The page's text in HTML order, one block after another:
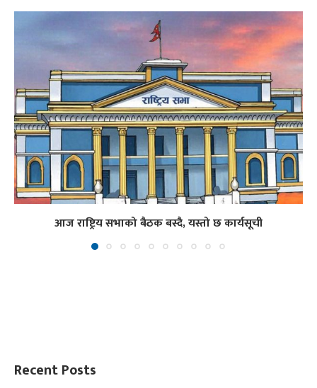
आज राष्ट्रिय सभाको बैठक बस्दै, यस्तो छ कार्यसूची
Recent Posts